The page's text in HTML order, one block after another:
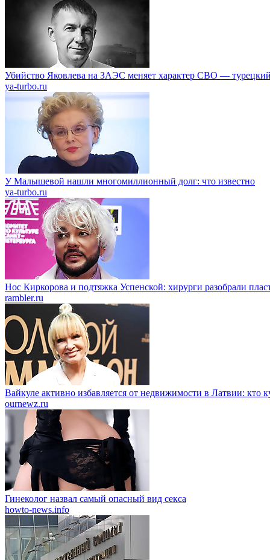
Убийство Яковлева на ЗАЭС меняет характер СВО —
ya-turbo.ru
У Малышевой нашли многомиллионный долг: что известно
ya-turbo.ru
Нос Киркорова и подтяжка Успенской: хирурги разобрали
rambler.ru
Вайкуле активно избавляется от недвижимости в Латвии: кто
ournewz.ru
Гинеколог назвал самый опасный вид секса
howto-news.info